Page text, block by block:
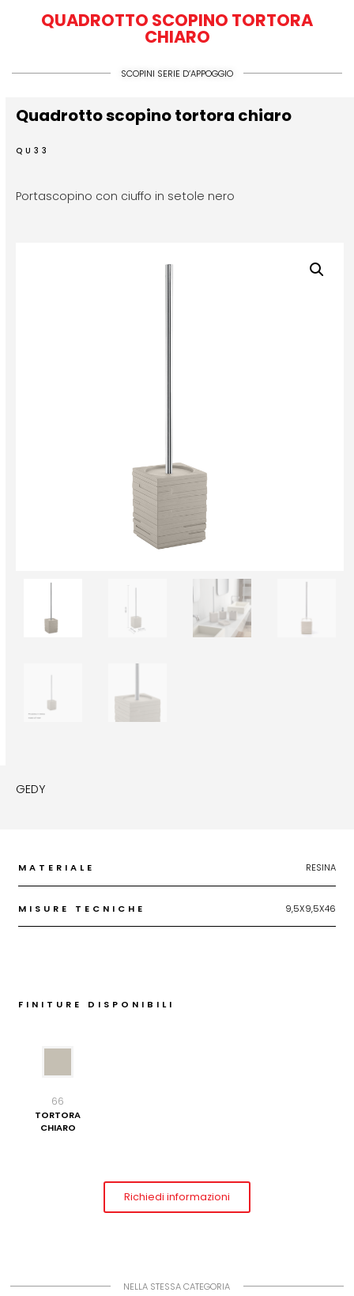
QUADROTTO SCOPINO TORTORA
CHIARO
SCOPINI SERIE D’APPOGGIO
Quadrotto scopino tortora chiaro
QU33
Portascopino con ciuffo in setole nero
GEDY
MATERIALE RESINA
MISURE TECNICHE 9,5X9,5X46
FINITURE DISPONIBILI
66
TORTORA
CHIARO
Richiedi informazioni
NELLA STESSA CATEGORIA